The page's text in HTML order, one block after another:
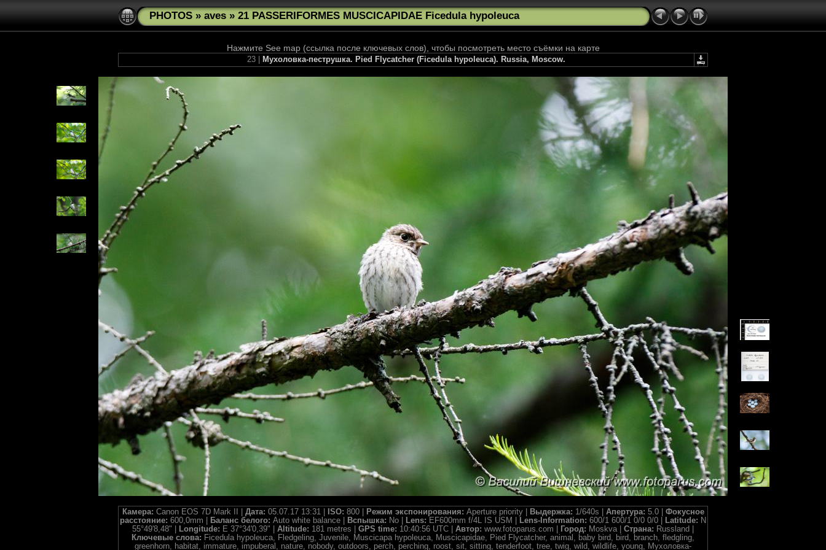
PHOTOS » aves » 21 PASSERIFORMES MUSCICAPIDAE Ficedula hypoleuca
Нажмите See map (ссылка после ключевых слов), чтобы посмотреть место съёмки на карте
23 | Мухоловка-пеструшка. Pied Flycatcher (Ficedula hypoleuca). Russia, Moscow.
Камера: Canon EOS 7D Mark II | Дата: 05.07.17 13:31 | ISO: 800 | Режим экспонирования: Aperture priority | Выдержка: 1/640s | Апертура: 5.0 | Фокусное
расстояние: 600,0mm | Баланс белого: Auto white balance | Вспышка: No | Lens: EF600mm f/4L IS USM | Lens-Information: 600/1 600/1 0/0 0/0 | Latitude: N
55°49'8,48" |
Longitude: E 37°34'0,39" | Altitude: 181 metres | GPS time: 10:40:56 UTC | Автор: www.fotoparus.com | Город: Moskva | Страна: Russland |
Ключевые слова: Ficedula hypoleuca, Fledgeling, Juvenile, Muscicapa hypoleuca, Muscicapidae, Pied Flycatcher, animal, baby bird, bird, branch, fledgling,
greenhorn, habitat, immature, impuberal, nature, nobody, outdoors, perch, perching, roost, sit, sitting, tenderfoot, tree, twig, wild, wildlife, young, Мухоловка-